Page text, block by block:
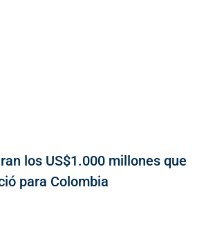
los US$1.000 millones que
para Colombia